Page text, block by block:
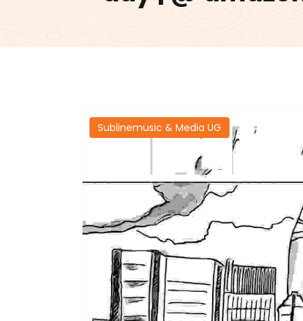
Sublinemusic & Media UG